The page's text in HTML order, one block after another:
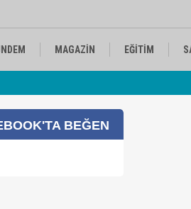
MAGAZİN EĞİTİM
BEĞEN